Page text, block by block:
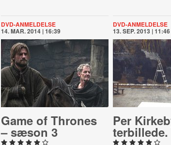
DVD-ANMELDELSE
14. MAR. 2014 | 16:39
Game of Thrones
– sæson 3
DVD-ANMELDELSE
13. SEP. 2013 | 11:46
Per
ter­bil­le­de.